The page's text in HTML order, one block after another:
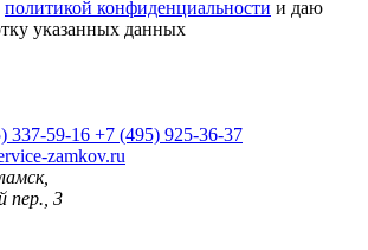
политикой конфиденциальности и даю
указанных данных
337-59-16 +7 (495) 925-36-37
zamkov.ru
пер., 3